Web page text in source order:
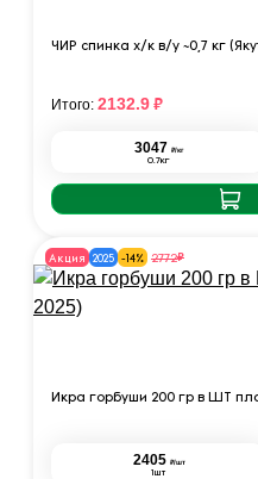
ЧИР спинка х/к в/у ~0,7 кг
3047 ₽/кг
0.7кг
Итого: 2132.9₽
Акция 2025 -14% 2772₽
Икра горбуши 200 гр в ШТ
2405 ₽/шт
1шт